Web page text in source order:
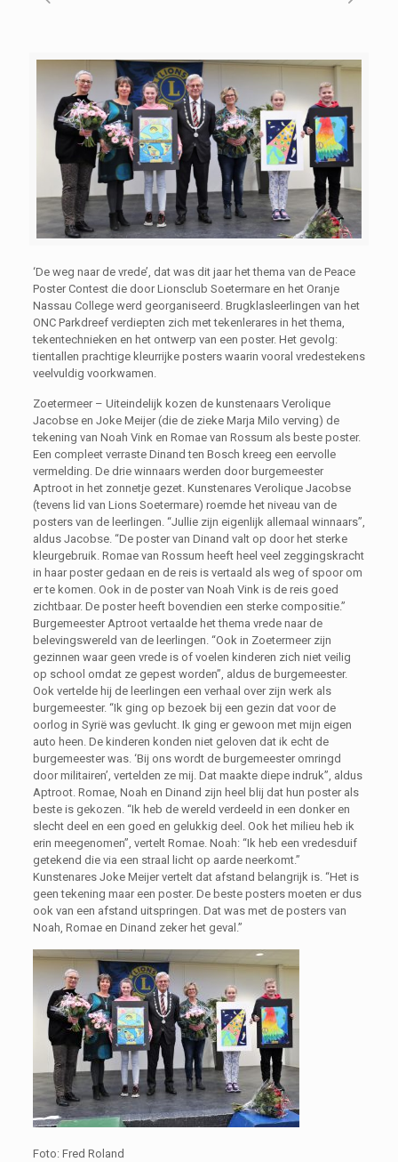
‘De weg naar de vrede’, dat was dit jaar het thema van de Peace
Poster Contest die door Lionsclub Soetermare en het Oranje
Nassau College werd georganiseerd. Brugklasleerlingen van het
ONC Parkdreef verdiepten zich met tekenlerares in het thema,
tekentechnieken en het ontwerp van een poster. Het gevolg:
tientallen prachtige kleurrijke posters waarin vooral vredestekens
veelvuldig voorkwamen.
Zoetermeer – Uiteindelijk kozen de kunstenaars Verolique
Jacobse en Joke Meijer (die de zieke Marja Milo verving) de
tekening van Noah Vink en Romae van Rossum als beste poster.
Een compleet verraste Dinand ten Bosch kreeg een eervolle
vermelding. De drie winnaars werden door burgemeester
Aptroot in het zonnetje gezet. Kunstenares Verolique Jacobse
(tevens lid van Lions Soetermare) roemde het niveau van de
posters van de leerlingen. “Jullie zijn eigenlijk allemaal winnaars”,
aldus Jacobse. “De poster van Dinand valt op door het sterke
kleurgebruik. Romae van Rossum heeft heel veel zeggingskracht
in haar poster gedaan en de reis is vertaald als weg of spoor om
er te komen. Ook in de poster van Noah Vink is de reis goed
zichtbaar. De poster heeft bovendien een sterke compositie.”
Burgemeester Aptroot vertaalde het thema vrede naar de
belevingswereld van de leerlingen. “Ook in Zoetermeer zijn
gezinnen waar geen vrede is of voelen kinderen zich niet veilig
op school omdat ze gepest worden”, aldus de burgemeester.
Ook vertelde hij de leerlingen een verhaal over zijn werk als
burgemeester. “Ik ging op bezoek bij een gezin dat voor de
oorlog in Syrië was gevlucht. Ik ging er gewoon met mijn eigen
auto heen. De kinderen konden niet geloven dat ik echt de
burgemeester was. ‘Bij ons wordt de burgemeester omringd
door militairen’, vertelden ze mij. Dat maakte diepe indruk”, aldus
Aptroot. Romae, Noah en Dinand zijn heel blij dat hun poster als
beste is gekozen. “Ik heb de wereld verdeeld in een donker en
slecht deel en een goed en gelukkig deel. Ook het milieu heb ik
erin meegenomen”, vertelt Romae. Noah: “Ik heb een vredesduif
getekend die via een straal licht op aarde neerkomt.”
Kunstenares Joke Meijer vertelt dat afstand belangrijk is. “Het is
geen tekening maar een poster. De beste posters moeten er dus
ook van een afstand uitspringen. Dat was met de posters van
Noah, Romae en Dinand zeker het geval.”
Foto: Fred Roland